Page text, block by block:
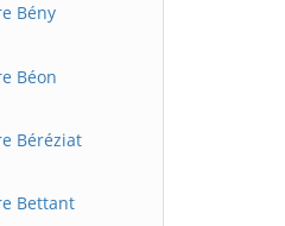
Bény
Béon
Béréziat
Bettant